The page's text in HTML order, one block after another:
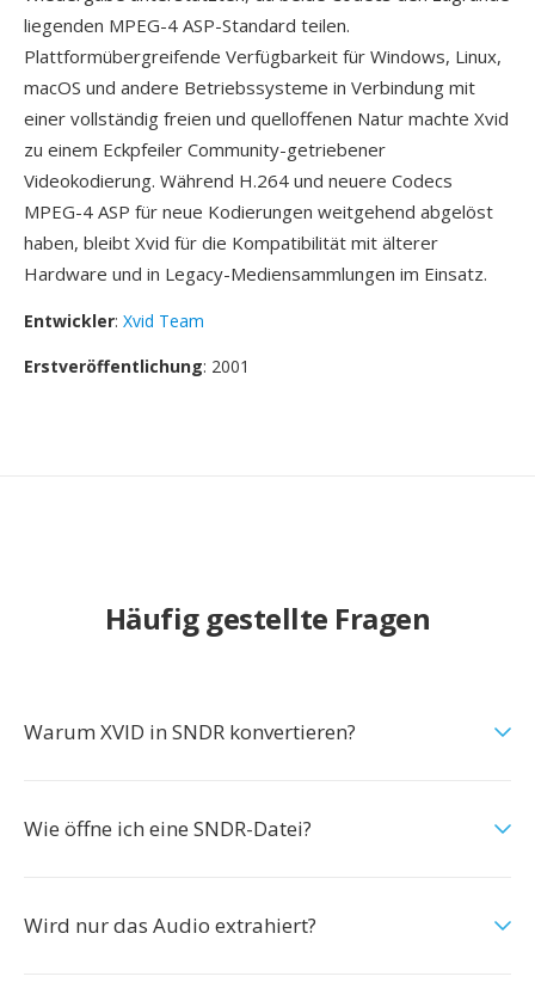
liegenden MPEG-4 ASP-Standard teilen.
Plattformübergreifende Verfügbarkeit für Windows, Linux,
macOS und andere Betriebssysteme in Verbindung mit
einer vollständig freien und quelloffenen Natur machte Xvid
zu einem Eckpfeiler Community-getriebener
Videokodierung. Während H.264 und neuere Codecs
MPEG-4 ASP für neue Kodierungen weitgehend abgelöst
haben, bleibt Xvid für die Kompatibilität mit älterer
Hardware und in Legacy-Mediensammlungen im Einsatz.
Entwickler: Xvid Team
Erstveröffentlichung: 2001
Häufig gestellte Fragen
Warum XVID in SNDR konvertieren?
Wie öffne ich eine SNDR-Datei?
Wird nur das Audio extrahiert?